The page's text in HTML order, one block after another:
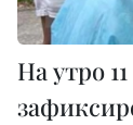
На утро